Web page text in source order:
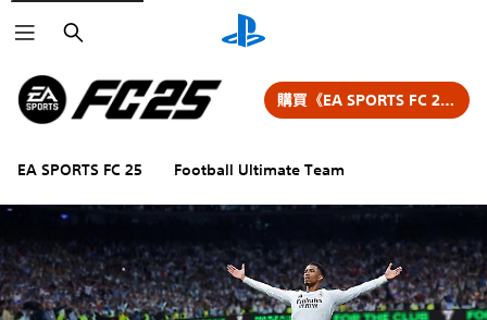
搜
尋
EA SPORTS FC 25 Football Ultimate Team
購買《EA SPORTS FC 25》